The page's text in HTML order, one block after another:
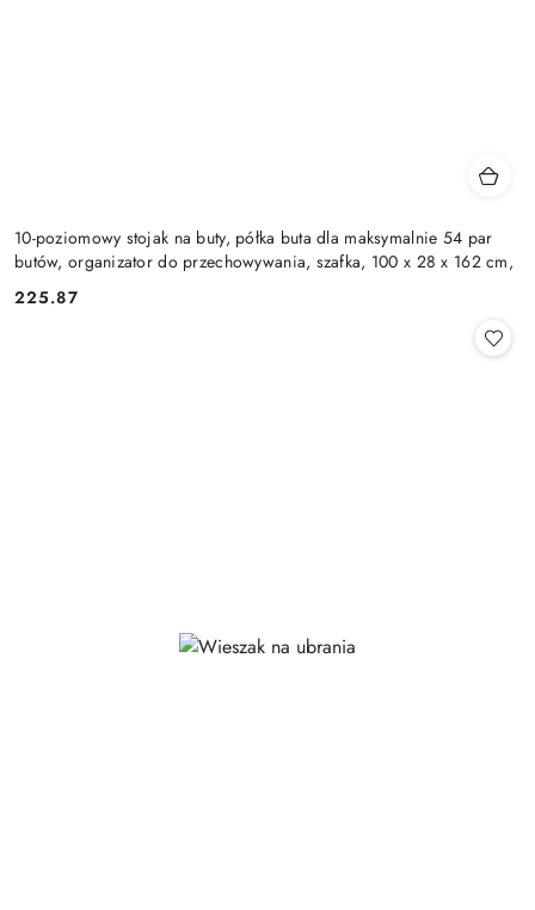
10-poziomowy stojak na buty, półka buta dla maksymalnie 54 par
butów, organizator do przechowywania, szafka, 100 x 28 x 162 cm,
Cena:
225.87